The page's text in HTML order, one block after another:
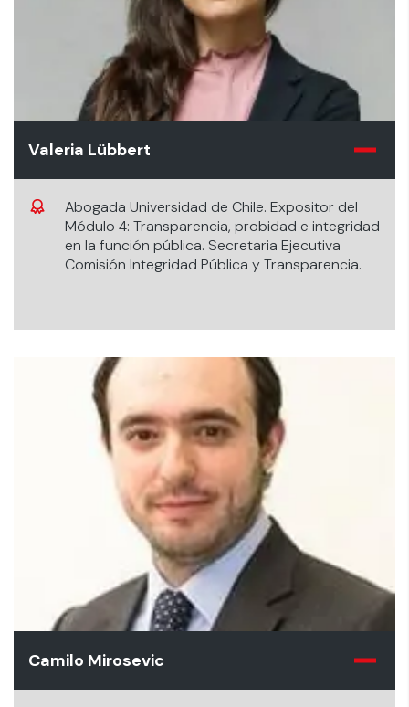
Valeria Lübbert
Abogada Universidad de Chile. Expositor del
Módulo 4: Transparencia, probidad e integridad
en la función pública. Secretaria Ejecutiva
Comisión Integridad Pública y Transparencia.
Camilo Mirosevic